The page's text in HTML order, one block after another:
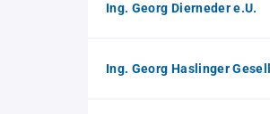
Ing. Georg Dierneder e.U.
Ing. Georg Haslinger